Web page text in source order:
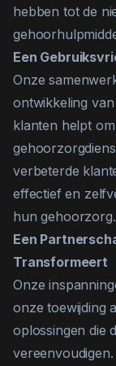
hebben tot de
Een
Onze
ontwikkeling
klanten helpt
verbeterde
effectief en
hun gehoorzorg.
Een
Transformeert
Onze
onze toewijding
oplossingen die